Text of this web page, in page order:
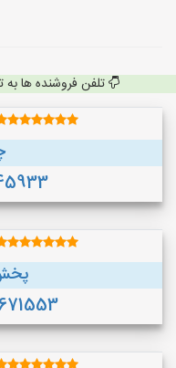
تلفن فروشنده ها